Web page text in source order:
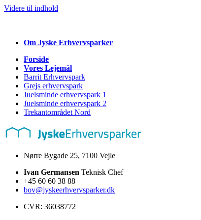
Videre til indhold
Om Jyske Erhvervsparker
Forside
Vores Lejemål
Barrit Erhvervspark
Grejs erhvervspark
Juelsminde erhvervspark 1
Juelsminde erhvervspark 2
Trekantområdet Nord
Nørre Bygade 25, 7100 Vejle
Ivan Germansen Teknisk Chef
+45 60 60 38 88
bov@jyskeerhvervsparker.dk
CVR: 36038772